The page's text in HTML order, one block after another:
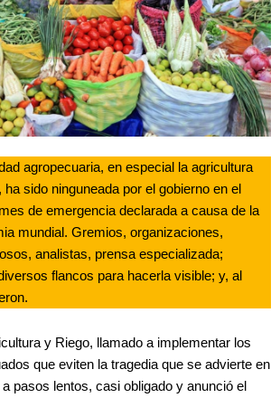
agropecuaria, en especial la agricultura
ha sido ninguneada por el gobierno en el
de emergencia declarada a causa de la
mundial. Gremios, organizaciones,
analistas, prensa especializada;
flancos para hacerla visible; y, al
y Riego, llamado a implementar los
que eviten la tragedia que se advierte en
pasos lentos, casi obligado y anunció el